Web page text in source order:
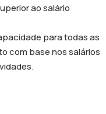
ao salário
para todas as
com base nos salários